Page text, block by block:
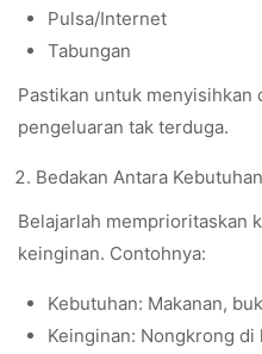
Pulsa/Internet
Tabungan
Pastikan untuk menyisihkan
pengeluaran tak terduga.
Bedakan Antara
Belajarlah memprioritaskan
keinginan. Contohnya:
Kebutuhan: Makanan,
Keinginan: Nongkrong di